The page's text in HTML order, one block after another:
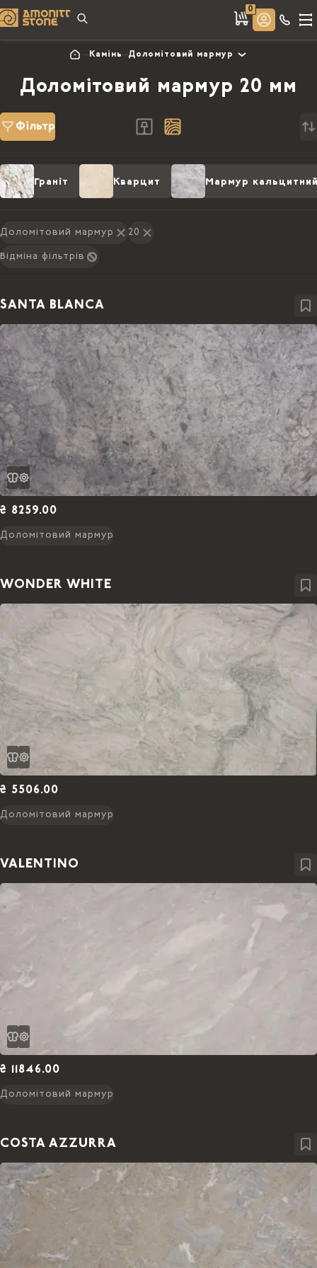
0
Камінь Доломітовий мармур
Доломітовий мармур 20 мм
Фільтр
Граніт Кварцит Мармур
Доломітовий мармур 20
Відміна фільтрів
SANTA BLANCA
₴ 8259.00
Доломітовий мармур
WONDER WHITE
₴ 5506.00
Доломітовий мармур
VALENTINO
₴ 11846.00
Доломітовий мармур
COSTA AZZURRA